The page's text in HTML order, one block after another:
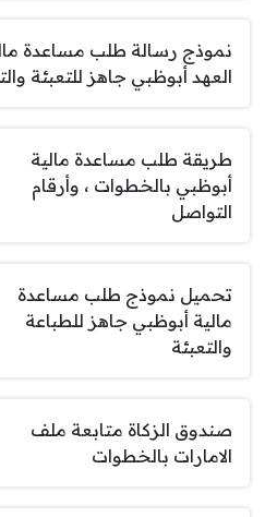
نموذج رسالة طلب مساعدة
العهد أبوظبي جاهز للتعبئة
طريقة طلب مساعدة مالية
أبوظبي بالخطوات ، وأرقام
التواصل
تحميل نموذج طلب مساعدة
مالية أبوظبي جاهز للطباعة
والتعبئة
صندوق الزكاة متابعة ملف
الامارات بالخطوات